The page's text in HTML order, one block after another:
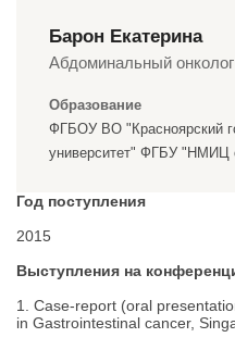
Барон Екатерина
Абдоминальный онколог
Образование
ФГБОУ ВО "Красноярский
университет" ФГБУ "НМИЦ
Год поступления
2015
Выступления на
1. Case-report (oral
in Gastrointestinal cancer,